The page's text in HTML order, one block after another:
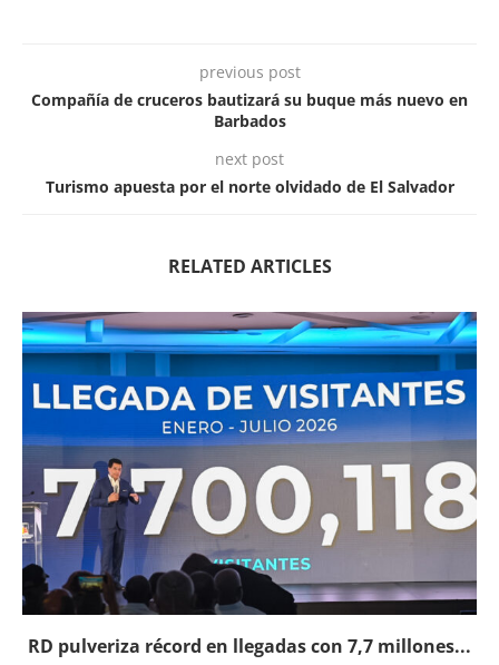
previous post
Compañía de cruceros bautizará su buque más nuevo en
Barbados
next post
Turismo apuesta por el norte olvidado de El Salvador
RELATED ARTICLES
RD pulveriza récord en llegadas con 7,7 millones...